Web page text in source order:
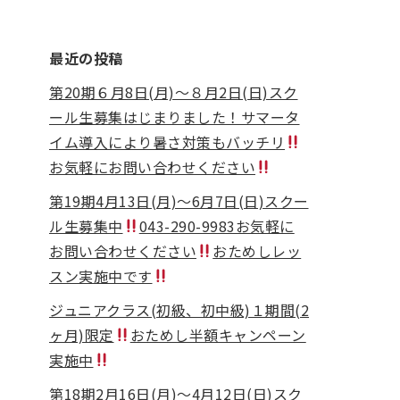
最近の投稿
第20期６月8日(月)〜８月2日(日)スク
ール生募集はじまりました！サマータ
イム導入により暑さ対策もバッチリ
お気軽にお問い合わせください
第19期4月13日(月)〜6月7日(日)スクー
ル生募集中
043-290-9983お気軽に
お問い合わせください
おためしレッ
スン実施中です
ジュニアクラス(初級、初中級)１期間(2
ヶ月)限定
おためし半額キャンペーン
実施中
第18期2月16日(月)〜4月12日(日)スク